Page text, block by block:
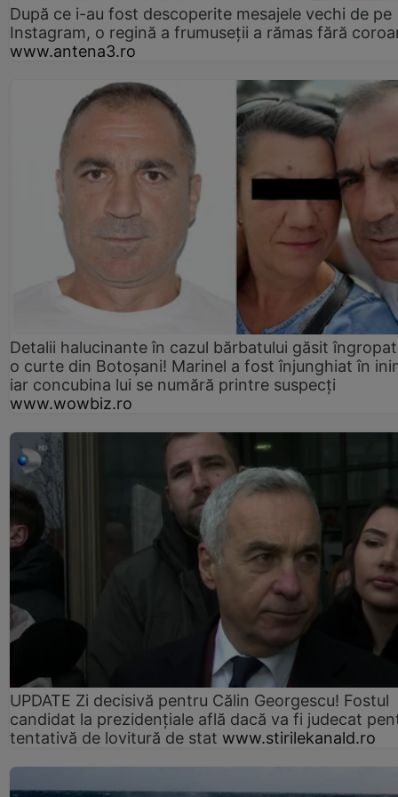
După ce i-au fost descoperite mesajele vechi de pe
Instagram, o regină a frumuseții a rămas fără
www.antena3.ro
Detalii halucinante în cazul bărbatului găsit
o curte din Botoșani! Marinel a fost înjunghiat în
iar concubina lui se numără printre suspecți
www.wowbiz.ro
UPDATE Zi decisivă pentru Călin Georgescu! Fostul
candidat la prezidențiale află dacă va fi judecat
tentativă de lovitură de stat www.stirilekanald.ro